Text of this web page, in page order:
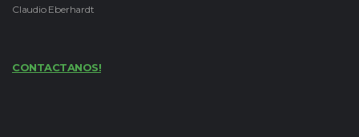
Claudio Eberhardt
CONTACTANOS!